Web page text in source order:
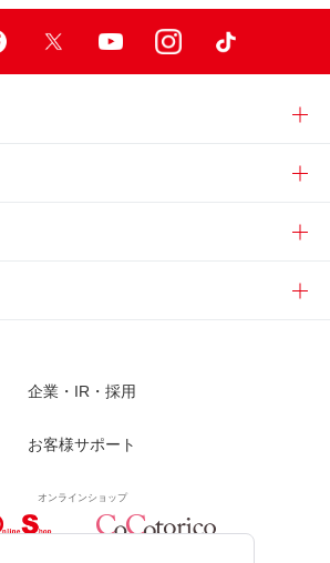
企業・IR・採用
お客様サポート
オンラインショップ